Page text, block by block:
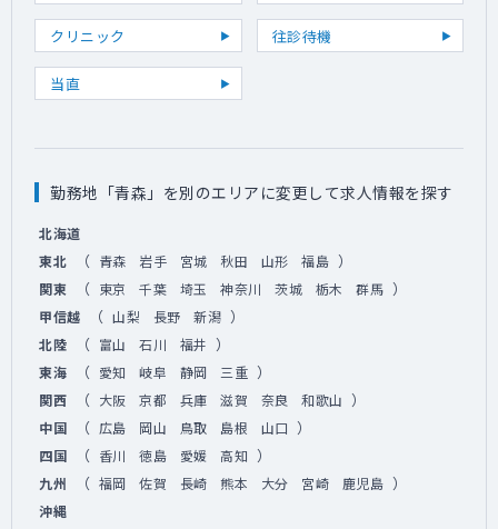
クリニック 往診待機
当直
勤務地「青森」を別のエリアに変更して求人情報を探す
北海道
東北
（ 青森 岩手 宮城 秋田 山形 福島 ）
関東 （ 東京 千葉 埼玉 神奈川 茨城 栃木 群馬 ）
甲信越 （ 山梨 長野 新潟 ）
北陸 （ 富山 石川 福井 ）
東海 （ 愛知 岐阜 静岡 三重 ）
関西 （ 大阪 京都 兵庫 滋賀 奈良 和歌山 ）
中国 （ 広島 岡山 鳥取 島根 山口 ）
四国 （ 香川 徳島 愛媛 高知 ）
九州 （ 福岡 佐賀 長崎 熊本 大分 宮崎 鹿児島 ）
沖縄